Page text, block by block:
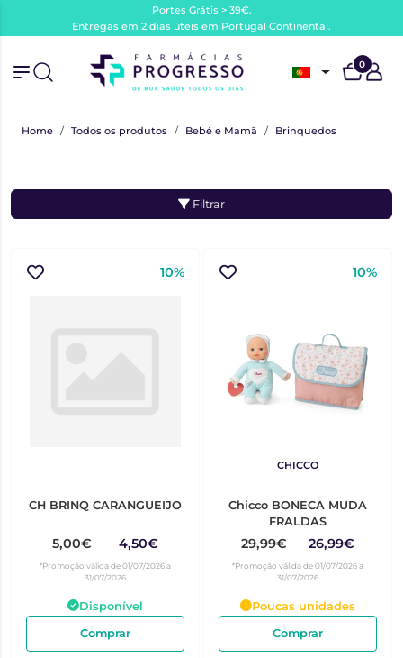
Portes Grátis > 39€.
Entregas em 2 dias úteis em Portugal Continental.
0
Home Todos os produtos Bebé e Mamã Brinquedos
Filtrar
10%
CH BRINQ CARANGUEIJO
5,00€ 4,50€
*Promoção válida de 01/07/2026 a
31/07/2026
Disponível
Comprar
10%
CHICCO
Chicco BONECA MUDA
FRALDAS
29,99€ 26,99€
*Promoção válida de 01/07/2026 a
31/07/2026
Poucas unidades
Comprar